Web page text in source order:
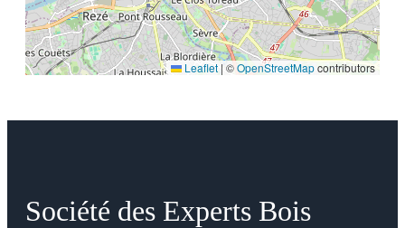
Leaflet | ©OpenStreetMapcontributors
Société des Experts Bois